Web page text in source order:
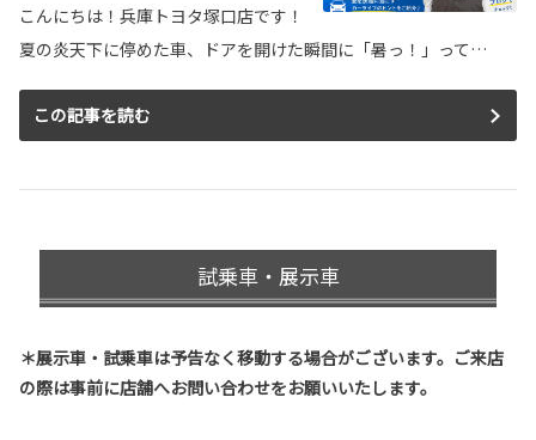
こんにちは！兵庫トヨタ塚口店です！
夏の炎天下に停めた車、ドアを開けた瞬間に「暑っ！」って…
この記事を読む
試乗車・展示車
＊展示車・試乗車は予告なく移動する場合がございます。ご来店
の際は事前に店舗へお問い合わせをお願いいたします。